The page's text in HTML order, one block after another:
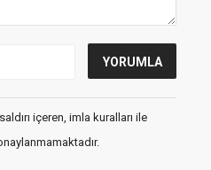
içeren, imla kuralları ile